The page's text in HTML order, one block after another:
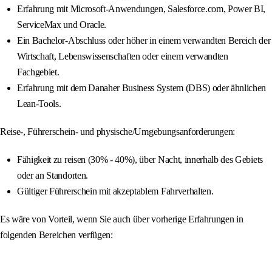
Erfahrung mit Microsoft-Anwendungen, Salesforce.com, Power BI,
ServiceMax und Oracle.
Ein Bachelor-Abschluss oder höher in einem verwandten Bereich der
Wirtschaft, Lebenswissenschaften oder einem verwandten
Fachgebiet.
Erfahrung mit dem Danaher Business System (DBS) oder ähnlichen
Lean-Tools.
Reise-, Führerschein- und physische/Umgebungsanforderungen:
Fähigkeit zu reisen (30% - 40%), über Nacht, innerhalb des Gebiets
oder an Standorten.
Gültiger Führerschein mit akzeptablem Fahrverhalten.
Es wäre von Vorteil, wenn Sie auch über vorherige Erfahrungen in
folgenden Bereichen verfügen: